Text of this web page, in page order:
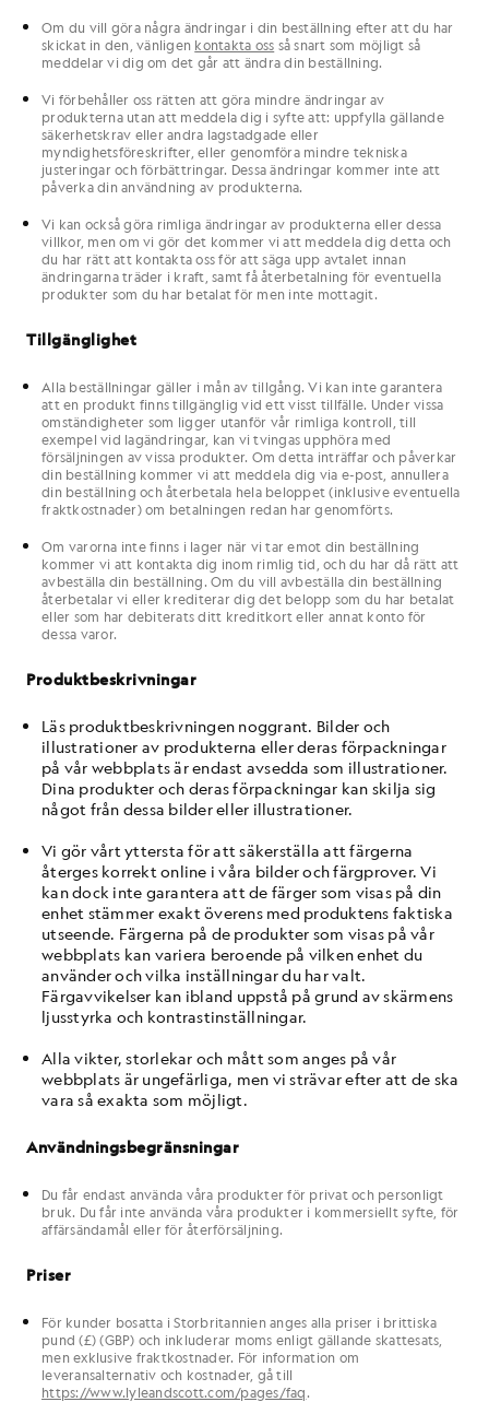
Om du vill göra några ändringar i din beställning efter att du har
skickat in den, vänligen kontakta oss så snart som möjligt så
meddelar vi dig om det går att ändra din beställning.
Vi förbehåller oss rätten att göra mindre ändringar av
produkterna utan att meddela dig i syfte att: uppfylla gällande
säkerhetskrav eller andra lagstadgade eller
myndighetsföreskrifter, eller genomföra mindre tekniska
justeringar och förbättringar. Dessa ändringar kommer inte att
påverka din användning av produkterna.
Vi kan också göra rimliga ändringar av produkterna eller dessa
villkor, men om vi gör det kommer vi att meddela dig detta och
du har rätt att kontakta oss för att säga upp avtalet innan
ändringarna träder i kraft, samt få återbetalning för eventuella
produkter som du har betalat för men inte mottagit.
Tillgänglighet
Alla beställningar gäller i mån av tillgång. Vi kan inte garantera
att en produkt finns tillgänglig vid ett visst tillfälle. Under vissa
omständigheter som ligger utanför vår rimliga kontroll, till
exempel vid lagändringar, kan vi tvingas upphöra med
försäljningen av vissa produkter. Om detta inträffar och påverkar
din beställning kommer vi att meddela dig via e-post, annullera
din beställning och återbetala hela beloppet (inklusive eventuella
fraktkostnader) om betalningen redan har genomförts.
Om varorna inte finns i lager när vi tar emot din beställning
kommer vi att kontakta dig inom rimlig tid, och du har då rätt att
avbeställa din beställning. Om du vill avbeställa din beställning
återbetalar vi eller krediterar dig det belopp som du har betalat
eller som har debiterats ditt kreditkort eller annat konto för
dessa varor.
Produktbeskrivningar
Läs produktbeskrivningen noggrant. Bilder och
illustrationer av produkterna eller deras förpackningar
på vår webbplats är endast avsedda som illustrationer.
Dina produkter och deras förpackningar kan skilja sig
något från dessa bilder eller illustrationer.
Vi gör vårt yttersta för att säkerställa att färgerna
återges korrekt online i våra bilder och färgprover. Vi
kan dock inte garantera att de färger som visas på din
enhet stämmer exakt överens med produktens faktiska
utseende. Färgerna på de produkter som visas på vår
webbplats kan variera beroende på vilken enhet du
använder och vilka inställningar du har valt.
Färgavvikelser kan ibland uppstå på grund av skärmens
ljusstyrka och kontrastinställningar.
Alla vikter, storlekar och mått som anges på vår
webbplats är ungefärliga, men vi strävar efter att de ska
vara så exakta som möjligt.
Användningsbegränsningar
Du får endast använda våra produkter för privat och personligt
bruk. Du får inte använda våra produkter i kommersiellt syfte, för
affärsändamål eller för återförsäljning.
Priser
För kunder bosatta i Storbritannien anges alla priser i brittiska
pund (£) (GBP) och inkluderar moms enligt gällande skattesats,
men exklusive fraktkostnader. För information om
leveransalternativ och kostnader, gå till
https://www.lyleandscott.com/pages/faq.